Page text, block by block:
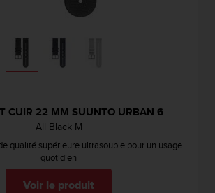
CUIR 22 MM SUUNTO URBAN 6
All Black M
qualité supérieure ultrasouple pour un usage
quotidien
Voir le produit